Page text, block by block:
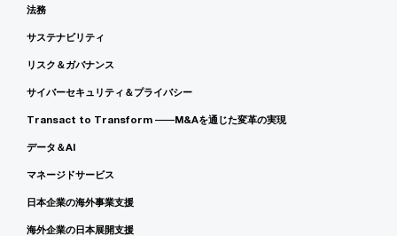
法務
サステナビリティ
リスク＆ガバナンス
サイバーセキュリティ＆プライバシー
Transact to Transform ――M&Aを通じた変革の実現
データ＆AI
マネージドサービス
日本企業の海外事業支援
海外企業の日本展開支援